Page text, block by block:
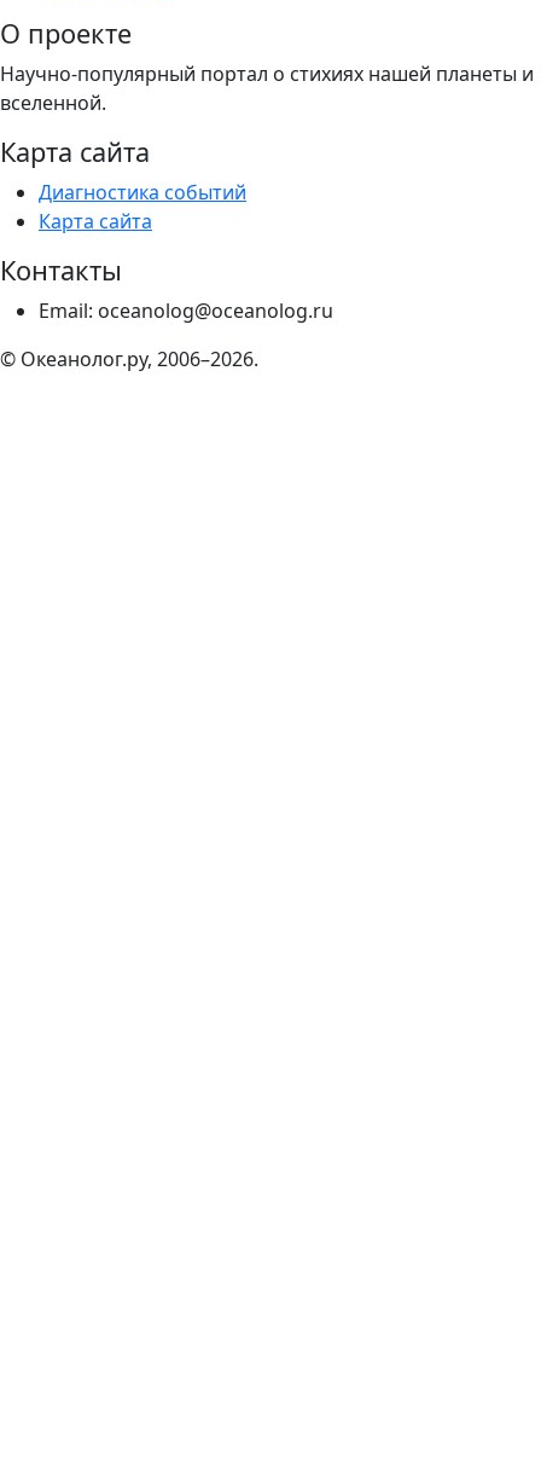
О проекте
Научно-популярный портал о стихиях нашей планеты и
вселенной.
Карта сайта
Диагностика событий
Карта сайта
Контакты
Email: oceanolog@oceanolog.ru
© Океанолог.ру, 2006–2026.